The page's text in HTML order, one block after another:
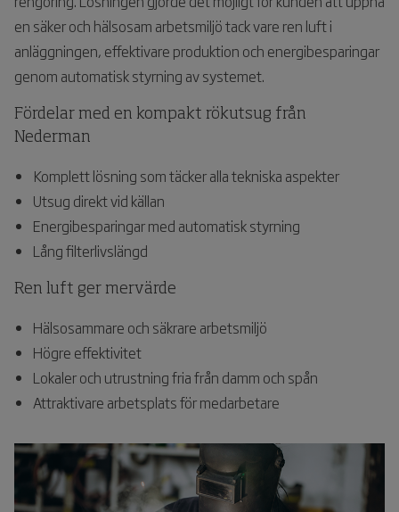
en säker och hälsosam arbetsmiljö tack vare ren luft i
anläggningen, effektivare produktion och energibesparingar
genom automatisk styrning av systemet.
Fördelar med en kompakt rökutsug från
Nederman
Komplett lösning som täcker alla tekniska aspekter
Utsug direkt vid källan
Energibesparingar med automatisk styrning
Lång filterlivslängd
Ren luft ger mervärde
Hälsosammare och säkrare arbetsmiljö
Högre effektivitet
Lokaler och utrustning fria från damm och spån
Attraktivare arbetsplats för medarbetare